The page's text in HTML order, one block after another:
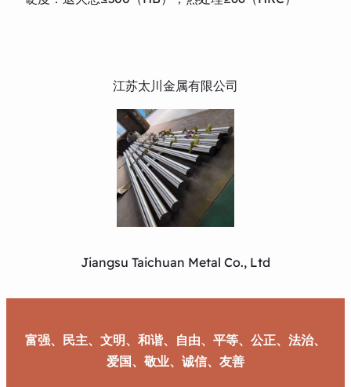
江苏太川金属有限公司
Jiangsu Taichuan Metal Co., Ltd
富强、民主、文明、和谐、自由、平等、公正、法治、
爱国、敬业、诚信、友善